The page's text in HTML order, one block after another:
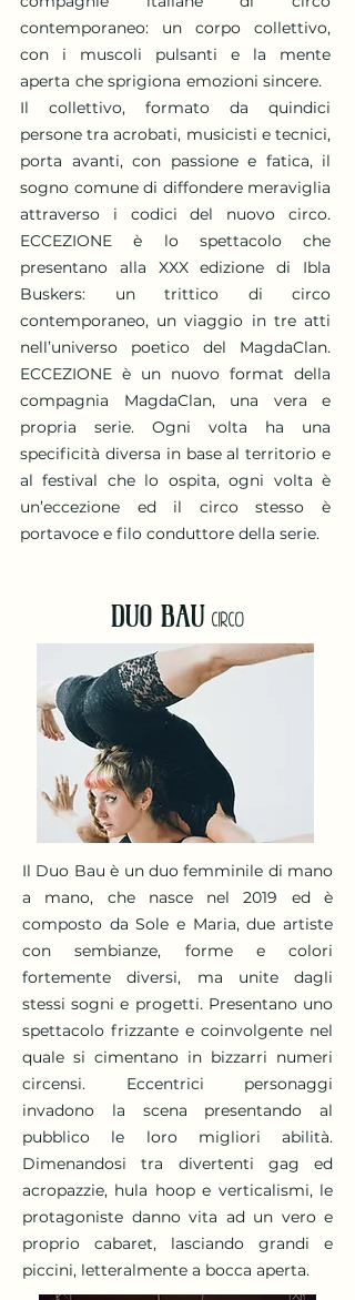
contemporaneo: un corpo collettivo,
con i muscoli pulsanti e la mente
aperta che sprigiona emozioni sincere.
Il collettivo, formato da quindici
persone tra acrobati, musicisti e tecnici,
porta avanti, con passione e fatica, il
sogno comune di diffondere meraviglia
attraverso i codici del nuovo circo.
ECCEZIONE è lo spettacolo che
presentano alla XXX edizione di Ibla
Buskers: un trittico di circo
contemporaneo, un viaggio in tre atti
nell’universo poetico del MagdaClan.
ECCEZIONE è un nuovo format della
compagnia MagdaClan, una vera e
propria serie. Ogni volta ha una
specificità diversa in base al territorio e
al festival che lo ospita, ogni volta è
un’eccezione ed il circo stesso è
portavoce e filo conduttore della serie.
DUO BAU CIRCO
Il Duo Bau è un duo femminile di mano
a mano, che nasce nel 2019 ed è
composto da Sole e Maria, due artiste
con sembianze, forme e colori
fortemente diversi, ma unite dagli
stessi sogni e progetti. Presentano uno
spettacolo frizzante e coinvolgente nel
quale si cimentano in bizzarri numeri
circensi. Eccentrici personaggi
invadono la scena presentando al
pubblico le loro migliori abilità.
Dimenandosi tra divertenti gag ed
acropazzie, hula hoop e verticalismi, le
protagoniste danno vita ad un vero e
proprio cabaret, lasciando grandi e
piccini, letteralmente a bocca aperta.